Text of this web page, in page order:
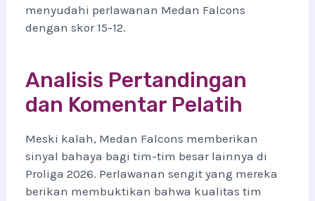
menyudahi perlawanan Medan Falcons
dengan skor 15-12.
Analisis Pertandingan
dan Komentar Pelatih
Meski kalah, Medan Falcons memberikan
sinyal bahaya bagi tim-tim besar lainnya di
Proliga 2026. Perlawanan sengit yang mereka
berikan membuktikan bahwa kualitas tim